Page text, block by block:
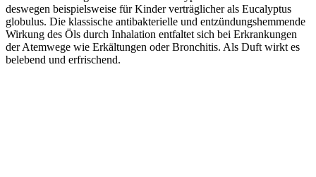
deswegen beispielsweise für Kinder verträglicher als Eucalyptus
globulus. Die klassische antibakterielle und entzündungshemmende
Wirkung des Öls durch Inhalation entfaltet sich bei Erkrankungen
der Atemwege wie Erkältungen oder Bronchitis. Als Duft wirkt es
belebend und erfrischend.